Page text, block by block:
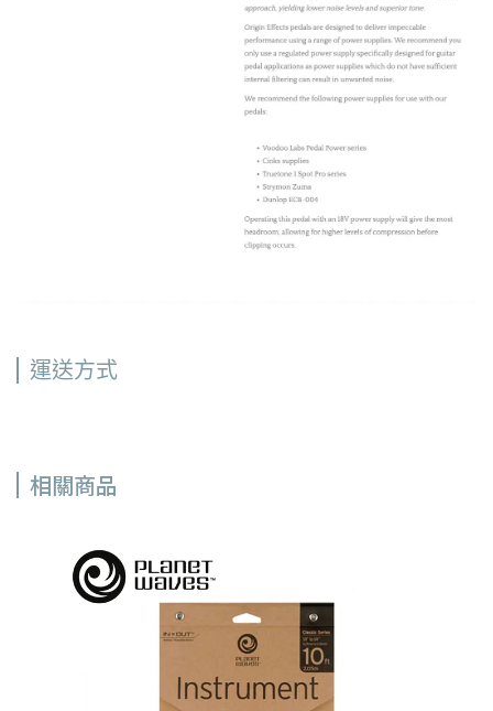
運送方式
相關商品